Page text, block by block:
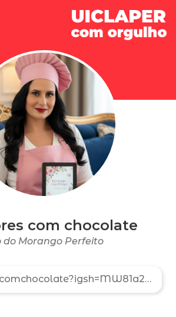
com chocolate
do Morango Perfeito
@florescomchocolate?igsh=MW81a2dzd2VmeWtycQ==